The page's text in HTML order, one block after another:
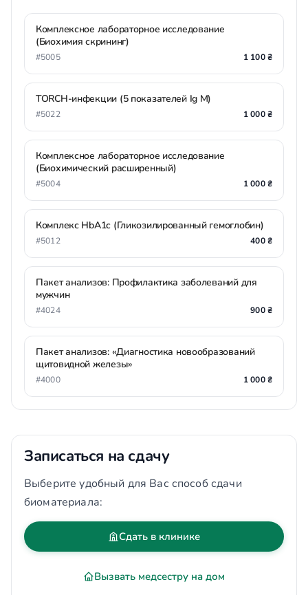
Комплексное лабораторное исследование
(Биохимия скрининг)
#5005 1 100 ₴
TORCH-инфекции (5 показателей Ig M)
#5022 1 000 ₴
Комплексное лабораторное исследование
(Биохимический расширенный)
#5004 1 000 ₴
Комплекс HbA1c (Гликозилированный гемоглобин)
#5012 400 ₴
Пакет анализов: Профилактика заболеваний для
мужчин
#4024 900 ₴
Пакет анализов: «Диагностика новообразований
щитовидной железы»
#4000 1 000 ₴
Записаться на сдачу
Выберите удобный для Вас способ сдачи
биоматериала:
Сдать в клинике
Вызвать медсестру на дом